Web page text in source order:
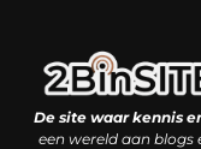
De site waar kennis
een wereld aan blogs